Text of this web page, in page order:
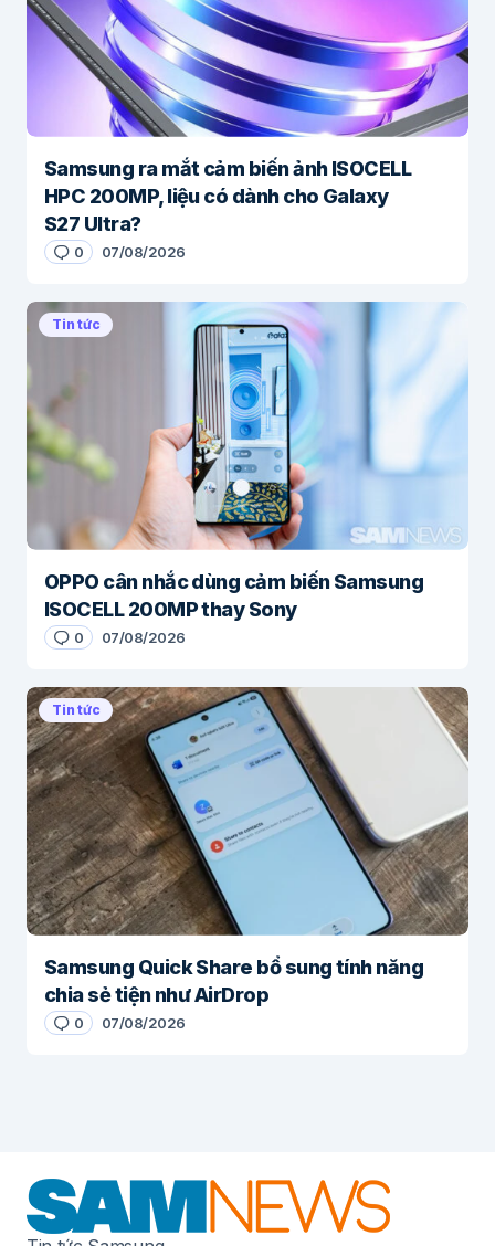
Samsung ra mắt cảm biến ảnh ISOCELL
HPC 200MP, liệu có dành cho Galaxy
S27 Ultra?
0 07/08/2026
Tin tức
OPPO cân nhắc dùng cảm biến Samsung
ISOCELL 200MP thay Sony
0 07/08/2026
Tin tức
Samsung Quick Share bổ sung tính năng
chia sẻ tiện như AirDrop
0 07/08/2026